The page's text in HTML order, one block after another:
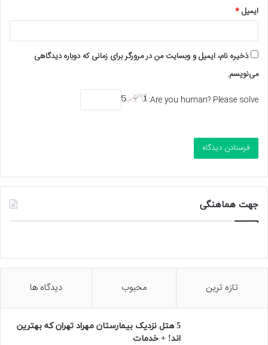
ایمیل*
ذخیره نام، ایمیل و وبسایت من در مرورگر برای زمانی که دوباره دیدگاهی
می‌نویسم.
Are you human? Please solve:
جهت هماهنگی
تازه ترین محبوب دیدگاه ها
5 هتل نزدیک بیمارستان مهراد تهران که بهترین‌
اند! + خدمات